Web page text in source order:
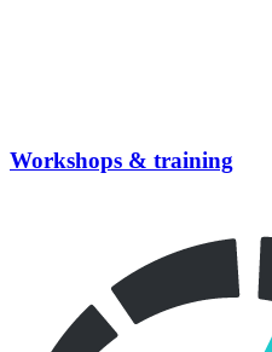
Workshops & training